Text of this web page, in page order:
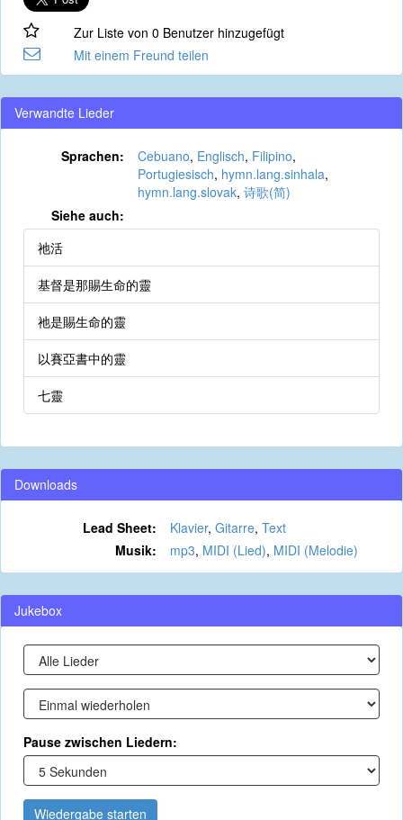
Zur Liste von 0 Benutzer hinzugefügt
Mit einem Freund teilen
Verwandte Lieder
Sprachen: Cebuano, Englisch, Filipino,
Portugiesisch, hymn.lang.sinhala,
hymn.lang.slovak, 诗歌(简)
Siehe auch:
祂活
基督是那賜生命的靈
祂是賜生命的靈
以賽亞書中的靈
七靈
Downloads
Lead Sheet: Klavier, Gitarre, Text
Musik:
mp3, MIDI (Lied), MIDI (Melodie)
Jukebox
Pause zwischen Liedern:
Wiedergabe starten